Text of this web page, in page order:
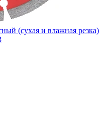
(сухая и влажная резка)